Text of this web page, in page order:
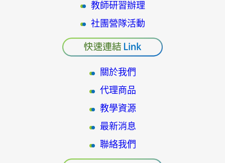
教師研習辦理
社團營隊活動
關於我們
代理商品
教學資源
最新消息
聯絡我們